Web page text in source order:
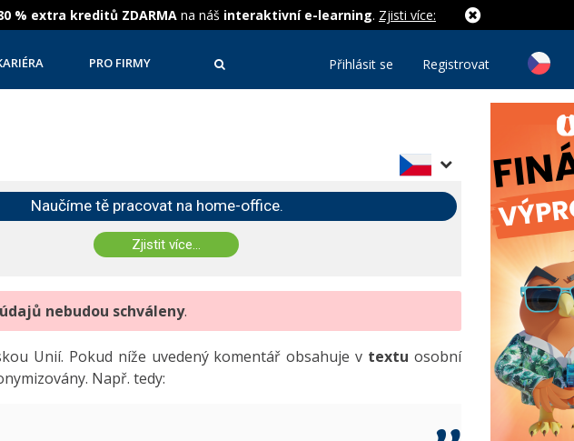
% extra kreditů ZDARMA na náš interaktivní e-learning. Zjisti více:
PRO FIRMY Přihlásit se Registrovat
Naučíme tě pracovat na home-office.
Zjistit více...
nebudou schváleny.
Unií. Pokud níže uvedený komentář obsahuje v textu osobní
Např. tedy: